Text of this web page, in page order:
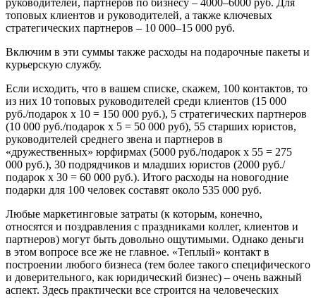
руководителей, партнеров по бизнесу – 4000–6000 руб. Для
топовых клиентов и руководителей, а также ключевых
стратегических партнеров – 10 000–15 000 руб.
Включим в эти суммы также расходы на подарочные пакеты и
курьерскую службу.
Если исходить, что в вашем списке, скажем, 100 контактов, то
из них 10 топовых руководителей среди клиентов (15 000
руб./подарок х 10 = 150 000 руб.), 5 стратегических партнеров
(10 000 руб./подарок х 5 = 50 000 руб), 55 старших юристов,
руководителей среднего звена и партнеров в
«дружественных» юрфирмах (5000 руб./подарок х 55 = 275
000 руб.), 30 подрядчиков и младших юристов (2000 руб./
подарок х 30 = 60 000 руб.). Итого расходы на новогодние
подарки для 100 человек составят около 535 000 руб.
Любые маркетинговые затраты (к которым, конечно,
относятся и поздравления с праздниками коллег, клиентов и
партнеров) могут быть довольно ощутимыми. Однако деньги
в этом вопросе все же не главное. «Теплый» контакт в
построении любого бизнеса (тем более такого специфического
и доверительного, как юридический бизнес) – очень важный
аспект. Здесь практически все строится на человеческих